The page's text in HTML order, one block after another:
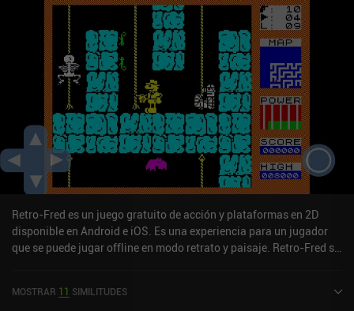
umbral, volvemos a nuestra forma anterior, o morimos y volvemos
a empezar si ya estamos en nuestra primera forma. Aparte de los
combates constantes, el juego ofrece desafíos ocasionales de
plataformas, lugares secretos que descubrir e incluso una tienda
en la que podemos gastar nuestra preciada sustancia viscosa para
comprar objetos que cambian el juego. También hay un montón de
máscaras cosméticas únicas que desbloquear. La jugabilidad
puede hacerse repetitiva al cabo de un rato, y no recomiendo jugar
a Mask Up durante mucho tiempo. Pero el juego es perfecto para
sesiones ocasionales en las que sólo tienes unos minutos libres.
Mask Up es completamente gratis, sin anuncios ni iAPs.
Retro-Fred es un juego gratuito de acción y plataformas en 2D
disponible en Android e iOS. Es una experiencia para un jugador
que se puede jugar offline en modo retrato y paisaje. Retro-Fred se
MOSTRAR 11 SIMILITUDES